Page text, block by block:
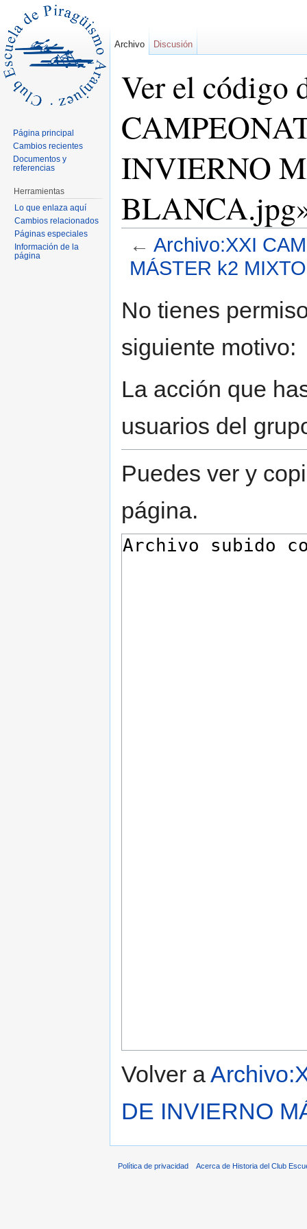
Ver el código
INVIERNO
← Archivo:XXI
MÁSTER k2
No tienes
siguiente motivo:
La acción que
usuarios del
Puedes ver y
página.
Volver a
DE INVIERNO
Archivo Discusión
Página principal
Cambios recientes
Documentos y
referencias
Herramientas
Lo que enlaza aquí
Cambios relacionados
Páginas especiales
Información de la
página
Política de privacidad Acerca de Historia del Club